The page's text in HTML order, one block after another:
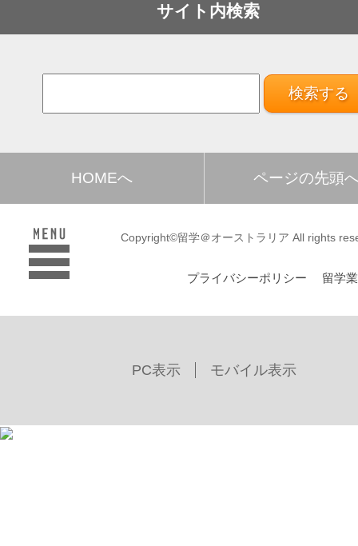
サイト内検索
HOMEへ ページの先頭
Copyright©留学＠オーストラリア All rights
プライバシーポリシー 留学
PC表示 モバイル表示